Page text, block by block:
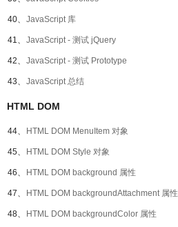
40、 JavaScript 库
41、 JavaScript - 测试 jQuery
42、 JavaScript - 测试 Prototype
43、 JavaScript 总结
HTML DOM
44、 HTML DOM MenuItem 对象
45、 HTML DOM Style 对象
46、 HTML DOM background 属性
47、 HTML DOM backgroundAttachment 属性
48、 HTML DOM backgroundColor 属性